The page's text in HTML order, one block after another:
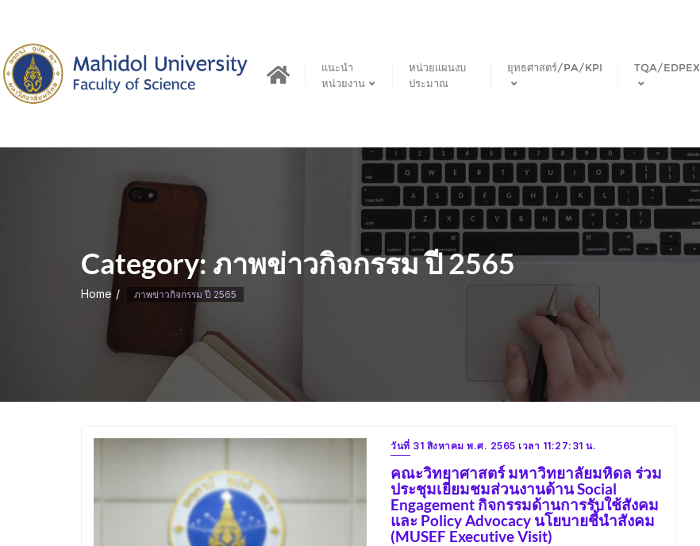
content
แนะนำ
หน่วยงาน
หน่วยแผนงบ
ประมาณ
ยุทธศาสตร์/PA/KPI TQA/EDPEX
Category: ภาพข่าวกิจกรรม ปี 2565
Home ภาพข่าวกิจกรรม ปี 2565
วันที่ 31 สิงหาคม พ.ศ. 2565 เวลา 11:27:31 น.
คณะวิทยาศาสตร์ มหาวิทยาลัยมหิดล ร่วม
ประชุมเยี่ยมชมส่วนงานด้าน Social
Engagement กิจกรรมด้านการรับใช้สังคม
และ Policy Advocacy นโยบายชี้นำสังคม
(MUSEF Executive Visit)